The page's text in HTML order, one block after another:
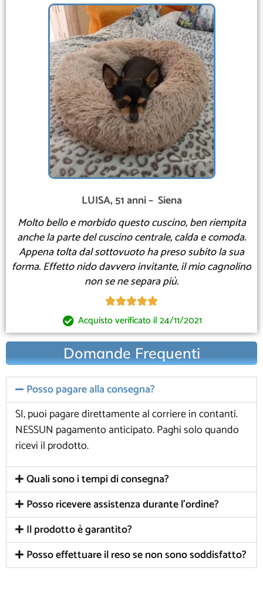
LUISA, 51 anni – Siena
Molto bello e morbido questo cuscino, ben riempita
anche la parte del cuscino centrale, calda e comoda.
Appena tolta dal sottovuoto ha preso subito la sua
forma. Effetto nido davvero invitante, il mio cagnolino
non se ne separa più.

Acquisto verificato il 24/11/2021
Domande Frequenti
Posso pagare alla consegna?
SI, puoi pagare direttamente al corriere in contanti.
NESSUN pagamento anticipato. Paghi solo quando
ricevi il prodotto.
Quali sono i tempi di consegna?
Posso ricevere assistenza durante l'ordine?
Il prodotto è garantito?
Posso effettuare il reso se non sono soddisfatto?